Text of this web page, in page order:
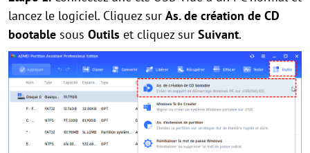
lancez le logiciel. Cliquez sur As. de création de CD
bootable sous Outils et cliquez sur Suivant.